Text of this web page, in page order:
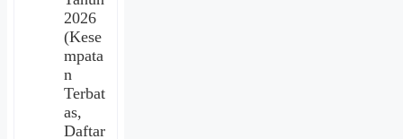
2026
(Kese
mpata
n
Terbat
as,
Daftar